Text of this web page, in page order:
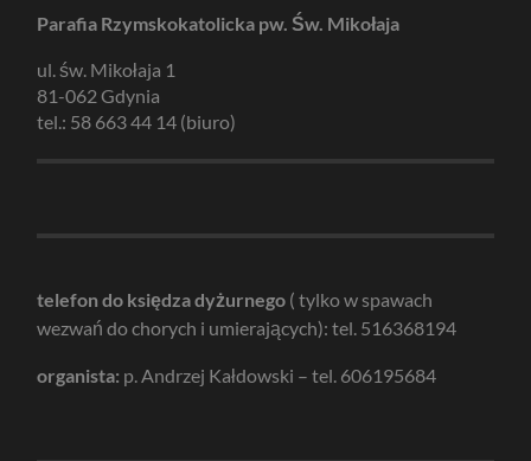
Parafia Rzymskokatolicka pw. Św. Mikołaja
ul. św. Mikołaja 1
81-062 Gdynia
tel.: 58 663 44 14 (biuro)
telefon do księdza dyżurnego ( tylko w spawach
wezwań do chorych i umierających): tel. 516368194
organista: p. Andrzej Kałdowski – tel. 606195684